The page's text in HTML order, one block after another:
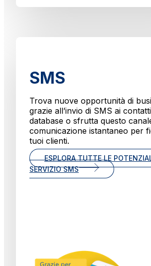
SMS
Trova nuove opportunità di
grazie all’invio di SMS ai
database o sfrutta questo
comunicazione istantaneo per
tuoi clienti.
ESPLORA TUTTE LE
SERVIZIO SMS